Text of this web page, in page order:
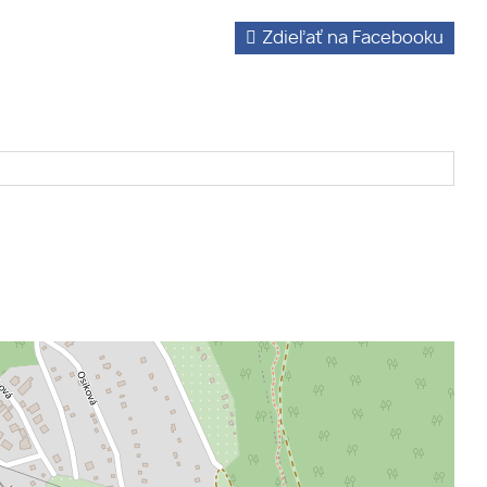
Zdieľať na Facebooku